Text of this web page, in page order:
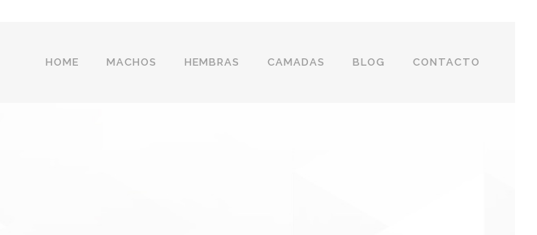
HOME MACHOS HEMBRAS CAMADAS BLOG CONTACTO